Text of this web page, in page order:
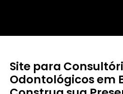
Site para
Odontológicos em